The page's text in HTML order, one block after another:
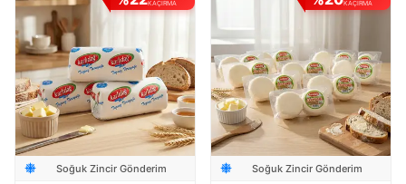
KAÇIRMA
Soğuk Zincir Gönderim
KAÇIRMA
Soğuk Zincir Gönderim